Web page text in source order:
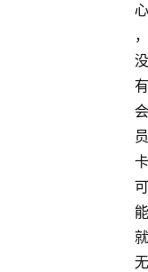
心
，
没
有
会
员
卡
可
能
就
无